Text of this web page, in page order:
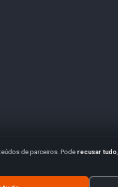
de parceiros. Pode recusar tudo,